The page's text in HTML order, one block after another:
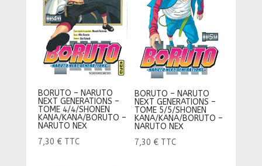
BORUTO – NARUTO
NEXT GENERATIONS –
TOME 4/4/SHONEN
KANA/KANA/BORUTO –
NARUTO NEX
7,30 € TTC
BORUTO – NARUTO
NEXT GENERATIONS –
TOME 5/5/SHONEN
KANA/KANA/BORUTO –
NARUTO NEX
7,30 € TTC